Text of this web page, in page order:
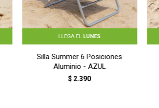
LLEGA EL LUNES
Silla Summer 6 Posiciones
Aluminio - AZUL
$ 2.390